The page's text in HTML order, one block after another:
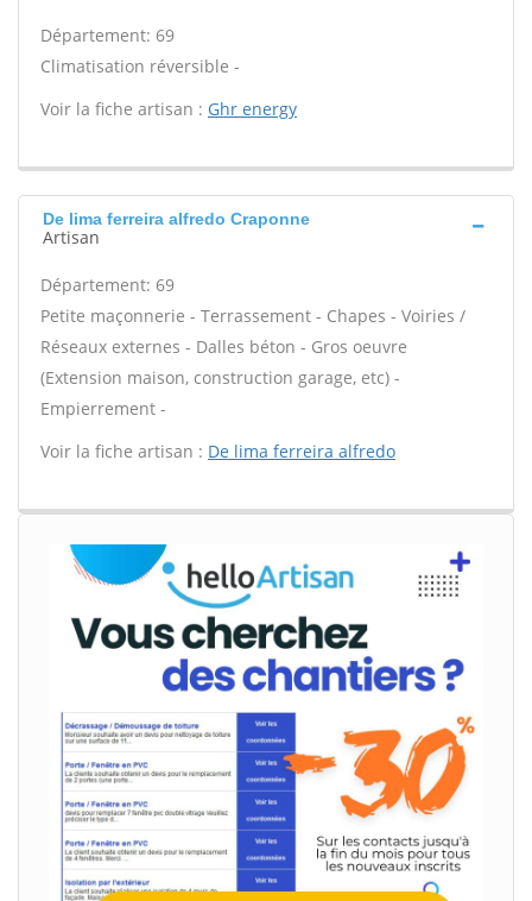
Département: 69
Climatisation réversible -
Voir la fiche artisan : Ghr energy
De lima ferreira alfredo Craponne
Artisan
Département: 69
Petite maçonnerie - Terrassement - Chapes - Voiries /
Réseaux externes - Dalles béton - Gros oeuvre
(Extension maison, construction garage, etc) -
Empierrement -
Voir la fiche artisan : De lima ferreira alfredo